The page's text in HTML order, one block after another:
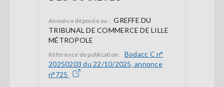
Annonce déposée au : GREFFE DU
TRIBUNAL DE COMMERCE DE LILLE
MÉTROPOLE
Référence de publication : Bodacc C n°
20250203 du 22/10/2025, annonce
n°725